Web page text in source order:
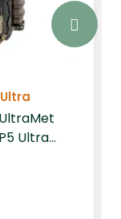
Ultra